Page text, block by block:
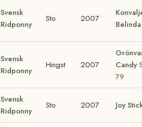
Svensk
Ridponny
Sto 2007
Belinda
Svensk
Ridponny
Hingst 2007
Candy
79
Svensk
Ridponny
Sto 2007 Joy